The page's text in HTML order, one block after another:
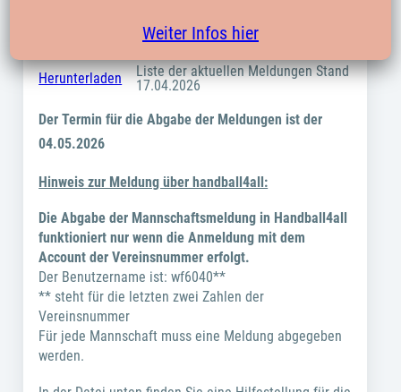
jugend@hk-guetersloh.demitzuteilen.
Liste der aktuellen Meldungen Stand
17.04.2026
Herunterladen
Der Termin für die Abgabe der Meldungen ist der
04.05.2026
Hinweis zur Meldung über handball4all:
Die Abgabe der Mannschaftsmeldung in Handball4all
funktioniert nur wenn die Anmeldung mit dem
Account der Vereinsnummer erfolgt.
Der Benutzername ist: wf6040**
** steht für die letzten zwei Zahlen der
Vereinsnummer
Für jede Mannschaft muss eine Meldung abgegeben
werden.
Weiter Infos hier